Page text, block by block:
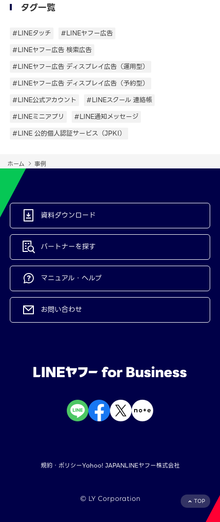
タグ一覧
#LINEタッチ
#LINEヤフー広告
#LINEヤフー広告 検索広告
#LINEヤフー広告 ディスプレイ広告（運用型）
#LINEヤフー広告 ディスプレイ広告（予約型）
#LINE公式アカウント
#LINEスクール 連絡帳
#LINEミニアプリ
#LINE通知メッセージ
#LINE 公的個人認証サービス（JPKI）
ホーム 事例
資料ダウンロード
パートナーを探す
マニュアル・ヘルプ
お問い合わせ
TOP
規約・ポリシーYahoo! JAPANLINEヤフー株式会社
©︎ LY Corporation